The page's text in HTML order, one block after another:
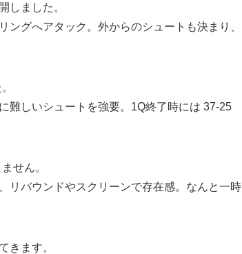
しました。
グへアタック。外からのシュートも決まり、
難しいシュートを強要。1Q終了時には 37-25
せん。
リバウンドやスクリーンで存在感。なんと一時
きます。